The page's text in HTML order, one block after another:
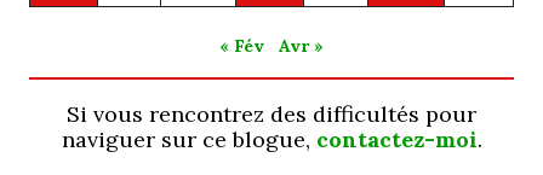
« Fév Avr »
Si vous rencontrez des difficultés pour
naviguer sur ce blogue, contactez-moi.